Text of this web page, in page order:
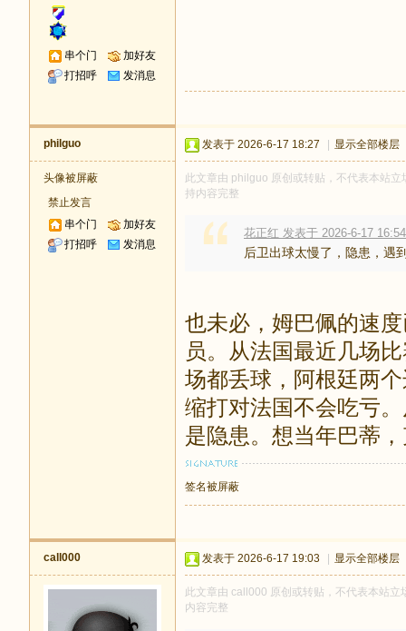
串个门
加好友
打招呼
发消息
philguo
头像被屏蔽
禁止发言
串个门
加好友
打招呼
发消息
发表于 2026-6-17 18:27 显示全部楼层
此文章由 philguo 原创或转贴，不代表本站
持内容完整
花正红 发表于 2026-6-17 16:54
后卫出球太慢了，隐患，遇
也未必，姆巴佩的速
员。从法国最近几场
场都丢球，阿根廷两
缩打对法国不会吃亏
是隐患。想当年巴蒂
签名被屏蔽
call000 发表于 2026-6-17 19:03 显示全部楼层
此文章由 call000 原创或转贴，不代表本站
内容完整